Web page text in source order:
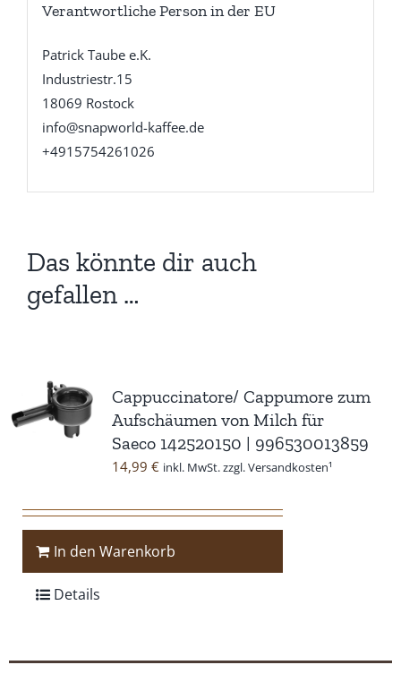
Verantwortliche Person in der EU
Patrick Taube e.K.
Industriestr.15
18069 Rostock
info@snapworld-kaffee.de
+4915754261026
Das könnte dir auch
gefallen …
Cappuccinatore/ Cappumore zum
Aufschäumen von Milch für
Saeco 142520150 | 996530013859
14,99 € inkl. MwSt. zzgl. Versandkosten¹
In den Warenkorb
Details